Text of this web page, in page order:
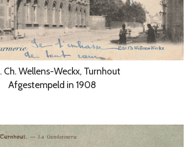
Ch. Wellens-Weckx, Turnhout
Afgestempeld in 1908